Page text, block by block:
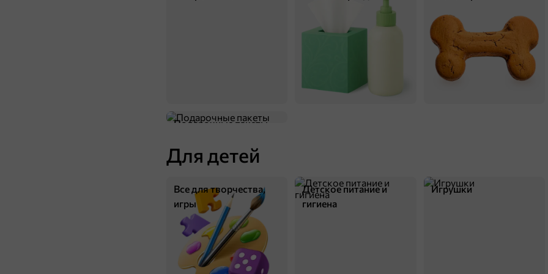
Подарочные пакеты
Для детей
Все для творчества,
игры
Детское питание и
гигиена
Игрушки